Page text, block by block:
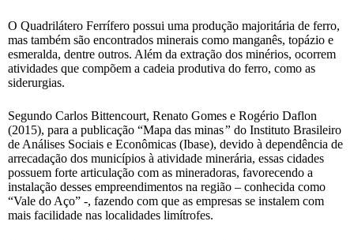
O Quadrilátero Ferrífero possui uma produção majoritária de ferro,
mas também são encontrados minerais como manganês, topázio e
esmeralda, dentre outros. Além da extração dos minérios, ocorrem
atividades que compõem a cadeia produtiva do ferro, como as
siderurgias.
Segundo Carlos Bittencourt, Renato Gomes e Rogério Daflon
(2015), para a publicação “Mapa das minas” do Instituto Brasileiro
de Análises Sociais e Econômicas (Ibase), devido à dependência de
arrecadação dos municípios à atividade minerária, essas cidades
possuem forte articulação com as mineradoras, favorecendo a
instalação desses empreendimentos na região – conhecida como
“Vale do Aço” -, fazendo com que as empresas se instalem com
mais facilidade nas localidades limítrofes.